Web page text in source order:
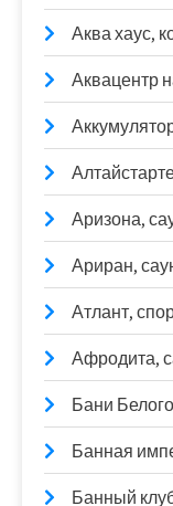
Аква хаус,
Аквацентр
Аризона,
Ариран,
Атлант,
Афродита,
Бани
Банная
Банный